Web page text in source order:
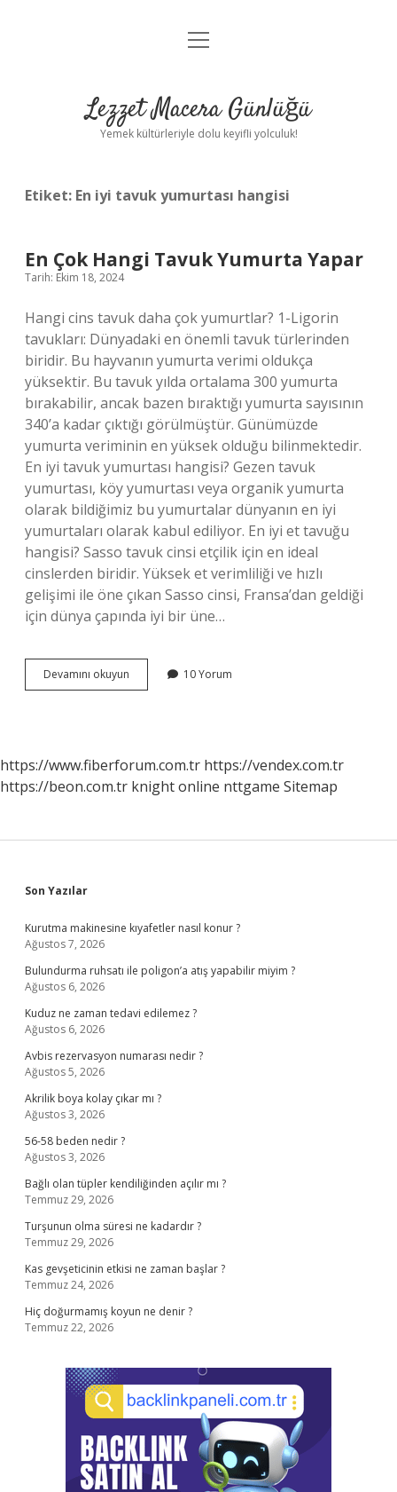
Anasayfa
Yasal Uyarı
menüyü
Lezzet Macera Günlüğü
Yemek kültürleriyle dolu keyifli yolculuk!
Etiket: En iyi tavuk yumurtası hangisi
En Çok Hangi Tavuk Yumurta Yapar
Tarih: Ekim 18, 2024
Hangi cins tavuk daha çok yumurtlar? 1-Ligorin
tavukları: Dünyadaki en önemli tavuk türlerinden
biridir. Bu hayvanın yumurta verimi oldukça
yüksektir. Bu tavuk yılda ortalama 300 yumurta
bırakabilir, ancak bazen bıraktığı yumurta sayısının
340’a kadar çıktığı görülmüştür. Günümüzde
yumurta veriminin en yüksek olduğu bilinmektedir.
En iyi tavuk yumurtası hangisi? Gezen tavuk
yumurtası, köy yumurtası veya organik yumurta
olarak bildiğimiz bu yumurtalar dünyanın en iyi
yumurtaları olarak kabul ediliyor. En iyi et tavuğu
hangisi? Sasso tavuk cinsi etçilik için en ideal
cinslerden biridir. Yüksek et verimliliği ve hızlı
gelişimi ile öne çıkan Sasso cinsi, Fransa’dan geldiği
için dünya çapında iyi bir üne…
Devamını okuyun
Çok
10 Yorum
https://www.fiberforum.com.tr https://vendex.com.tr
https://beon.com.tr knight online nttgame Sitemap
Sidebar
Son Yazılar
Kurutma makinesine kıyafetler nasıl konur ?
Ağustos 7, 2026
Bulundurma ruhsatı ile poligon’a atış yapabilir miyim ?
Ağustos 6, 2026
Kuduz ne zaman tedavi edilemez ?
Ağustos 6, 2026
Avbis rezervasyon numarası nedir ?
Ağustos 5, 2026
Akrilik boya kolay çıkar mı ?
Ağustos 3, 2026
56-58 beden nedir ?
Ağustos 3, 2026
Bağlı olan tüpler kendiliğinden açılır mı ?
Temmuz 29, 2026
Turşunun olma süresi ne kadardır ?
Temmuz 29, 2026
Kas gevşeticinin etkisi ne zaman başlar ?
Temmuz 24, 2026
Hiç doğurmamış koyun ne denir ?
Temmuz 22, 2026